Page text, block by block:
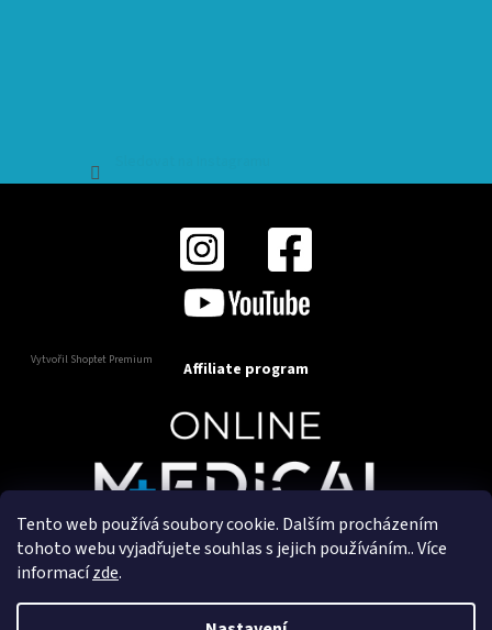
Tento web používá soubory cookie. Dalším procházením
tohoto webu vyjadřujete souhlas s jejich používáním.. Více
informacízde.
Vytvořil Shoptet Premium Affiliate program
Copyright 2025OnlineMedical.cz. Všechna práva
Vytvořil a marketingově zajišťuje